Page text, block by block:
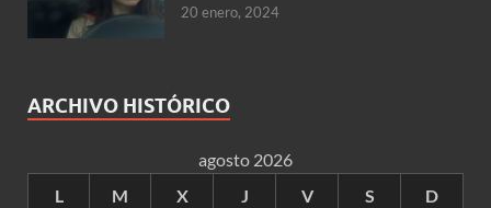
20 enero, 2024
ARCHIVO HISTÓRICO
agosto 2026
L
M X J V S D